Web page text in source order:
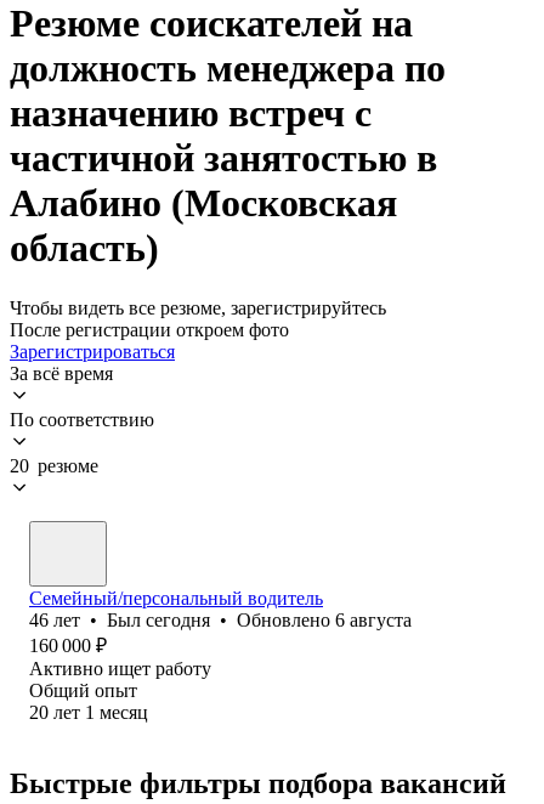
Резюме соискателей на
должность менеджера по
назначению встреч с
частичной занятостью в
Алабино (Московская
область)
Чтобы видеть все резюме, зарегистрируйтесь
После регистрации откроем фото
Зарегистрироваться
За всё время
По соответствию
20 резюме
Семейный/персональный водитель
46 лет • Был сегодня • Обновлено 6 августа
160 000 ₽
Активно ищет работу
Общий опыт
20 лет 1 месяц
Быстрые фильтры подбора вакансий